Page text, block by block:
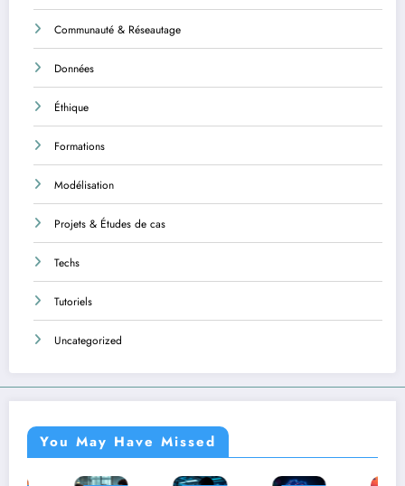
Communauté & Réseautage
Données
Éthique
Formations
Modélisation
Projets & Études de cas
Techs
Tutoriels
Uncategorized
You May Have Missed